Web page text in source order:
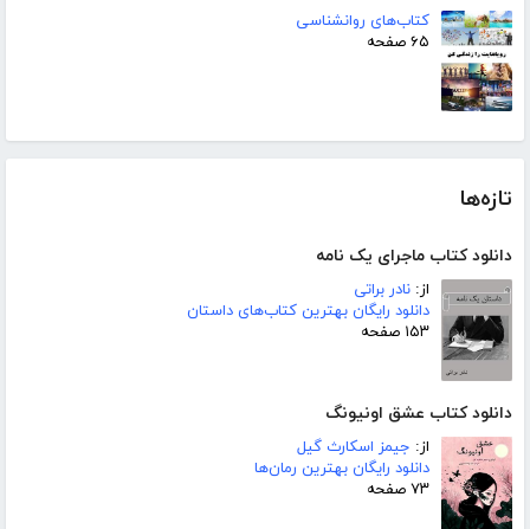
کتاب‌های روانشناسی
۶۵ صفحه
تازه‌ها
دانلود کتاب ماجرای یک نامه
از: نادر براتی
دانلود رایگان بهترین کتاب‌های داستان
۱۵۳ صفحه
دانلود کتاب عشق اونیونگ
از: جیمز اسکارث گیل
دانلود رایگان بهترین رمان‌ها
۷۳ صفحه